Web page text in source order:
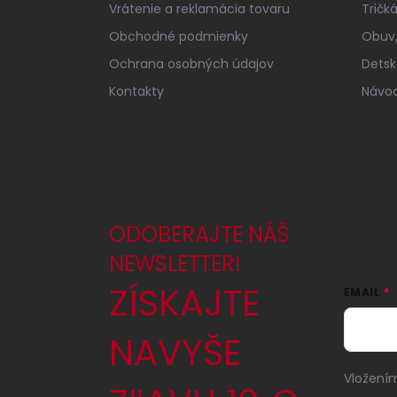
Vrátenie a reklamácia tovaru
Obchodné podmienky
Ochrana osobných údajov
Kontakty
ODOBERAJTE NÁŠ
NEWSLETTER!
ZÍSKAJTE
NAVYŠE
EMAIL